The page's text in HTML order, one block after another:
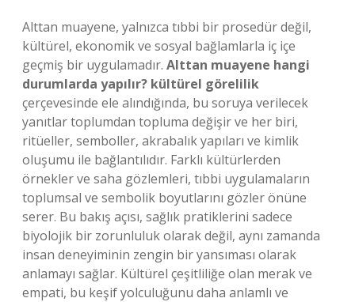
Alttan muayene, yalnızca tıbbi bir prosedür değil,
kültürel, ekonomik ve sosyal bağlamlarla iç içe
geçmiş bir uygulamadır. Alttan muayene hangi
durumlarda yapılır? kültürel görelilik
çerçevesinde ele alındığında, bu soruya verilecek
yanıtlar toplumdan topluma değişir ve her biri,
ritüeller, semboller, akrabalık yapıları ve kimlik
oluşumu ile bağlantılıdır. Farklı kültürlerden
örnekler ve saha gözlemleri, tıbbi uygulamaların
toplumsal ve sembolik boyutlarını gözler önüne
serer. Bu bakış açısı, sağlık pratiklerini sadece
biyolojik bir zorunluluk olarak değil, aynı zamanda
insan deneyiminin zengin bir yansıması olarak
anlamayı sağlar. Kültürel çeşitliliğe olan merak ve
empati, bu keşif yolculuğunu daha anlamlı ve